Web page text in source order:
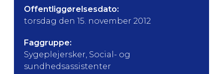
Offentliggørelsesdato:
torsdag den 15. november 2012
Faggruppe:
Sygeplejersker, Social- og
sundhedsassistenter